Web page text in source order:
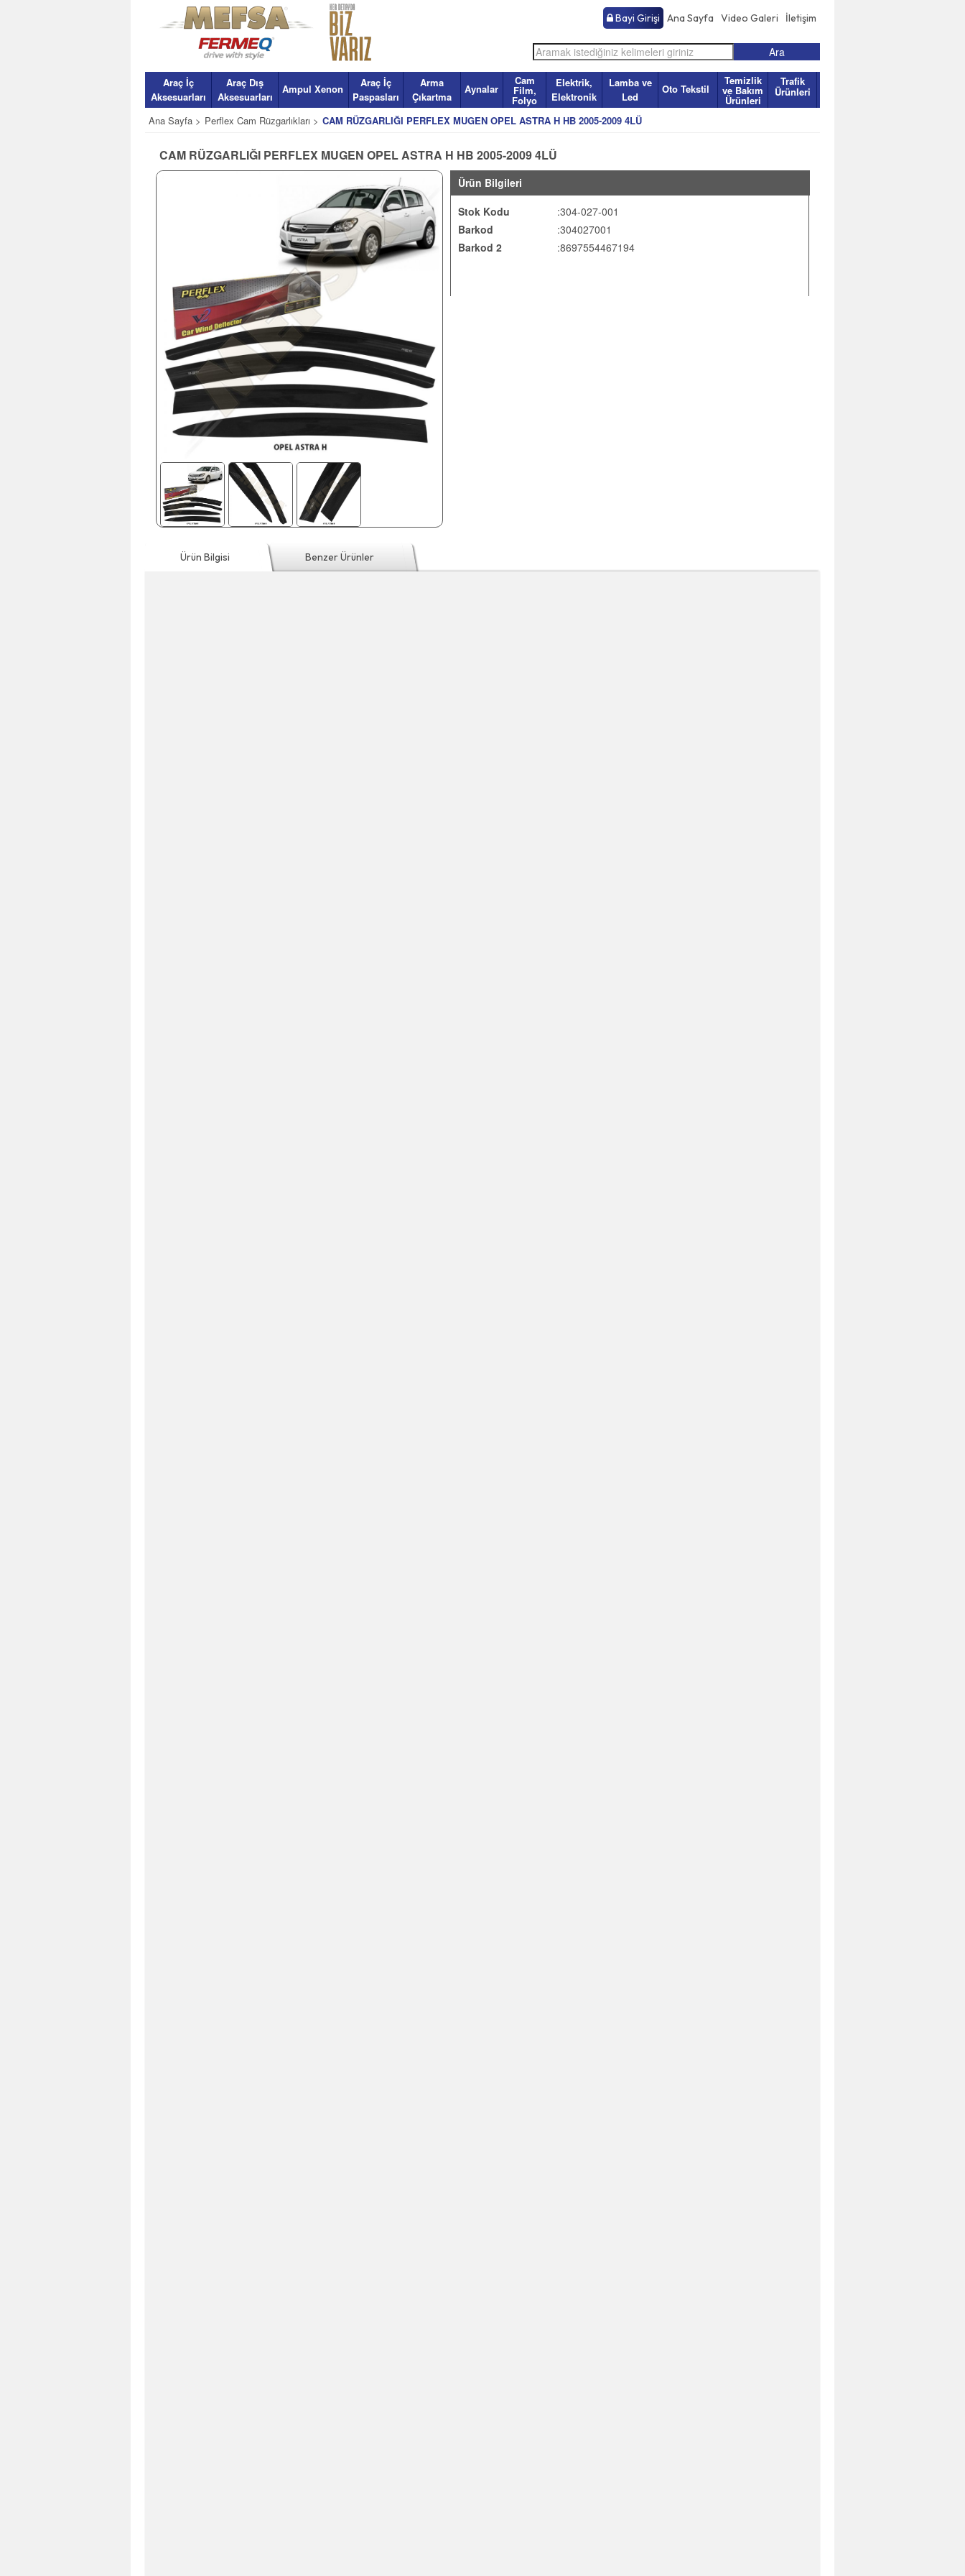
İletişim
Video Galeri
Ana Sayfa
Bayi Girişi
Araç İç
Aksesuarları
Araç Dış
Aksesuarları
Ampul Xenon
Araç İç
Paspasları
Arma
Çıkartma
Aynalar
Cam
Film,
Folyo
Elektrik,
Elektronik
Lamba ve
Led
Oto Tekstil
Temizlik
ve Bakım
Ürünleri
Trafik
Ürünleri
Ana Sayfa > Perflex Cam Rüzgarlıkları > CAM RÜZGARLIĞI PERFLEX MUGEN OPEL ASTRA H HB 2005-2009 4LÜ
CAM RÜZGARLIĞI PERFLEX MUGEN OPEL ASTRA H HB 2005-2009 4LÜ
Ürün Bilgileri
Stok Kodu
Barkod
Barkod 2
:304-027-001
:304027001
:8697554467194
Ürün Bilgisi Benzer Ürünler